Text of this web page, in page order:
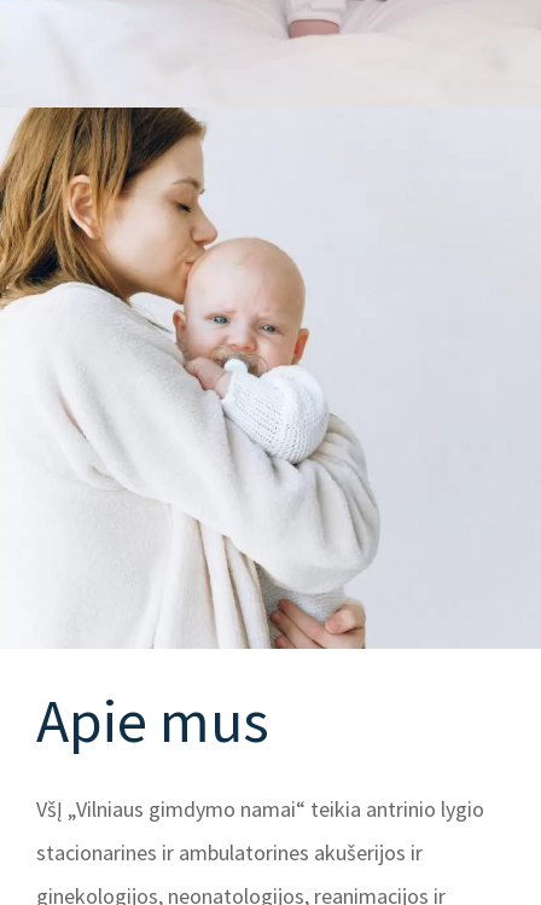
Apie mus
VšĮ „Vilniaus gimdymo namai“ teikia antrinio lygio
stacionarines ir ambulatorines akušerijos ir
ginekologijos, neonatologijos, reanimacijos ir